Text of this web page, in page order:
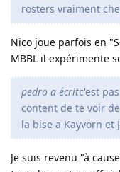
rosters vraiment
Nico joue parfois en
MBBL il expérimente
pedro a écritc'est
content de te voir
la bise a Kayvorn et
Je suis revenu "à